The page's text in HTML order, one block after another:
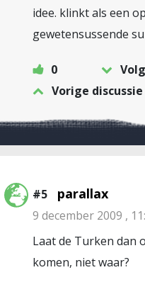
idee. klinkt als een
gewetensussende
0
Vorige discussie
#5 parallax
9 december 2009 ,
Laat de Turken dan
komen, niet waar?